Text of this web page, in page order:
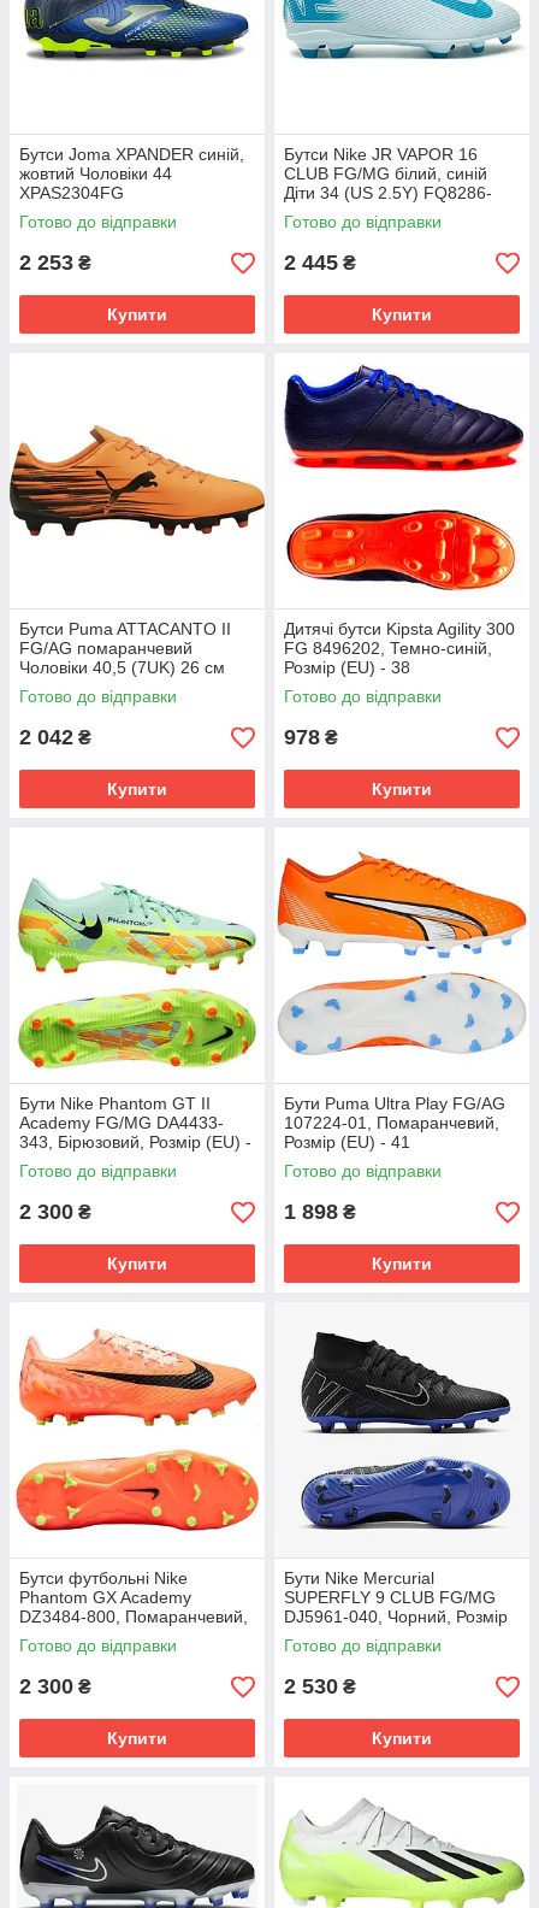
Бутси Joma XPANDER синій,
жовтий Чоловіки 44
XPAS2304FG
Готово до відправки
2 253 ₴
Купити
Бутси Nike JR VAPOR 16
CLUB FG/MG білий, синій
Діти 34 (US 2.5Y) FQ8286-
400
Готово до відправки
2 445 ₴
Купити
Бутси Puma ATTACANTO II
FG/AG помаранчевий
Чоловіки 40,5 (7UK) 26 см
108493-04
Готово до відправки
2 042 ₴
Купити
Дитячі бутси Kipsta Agility 300
FG 8496202, Темно-синій,
Розмір (EU) - 38
Готово до відправки
978 ₴
Купити
Бути Nike Phantom GT II
Academy FG/MG DA4433-
343, Бірюзовий, Розмір (EU) -
45.5
Готово до відправки
2 300 ₴
Купити
Бути Puma Ultra Play FG/AG
107224-01, Помаранчевий,
Розмір (EU) - 41
Готово до відправки
1 898 ₴
Купити
Бутси футбольні Nike
Phantom GX Academy
DZ3484-800, Помаранчевий,
Розмір (EU) - 39
Готово до відправки
2 300 ₴
Купити
Бути Nike Mercurial
SUPERFLY 9 CLUB FG/MG
DJ5961-040, Чорний, Розмір
(EU) - 42
Готово до відправки
2 530 ₴
Купити